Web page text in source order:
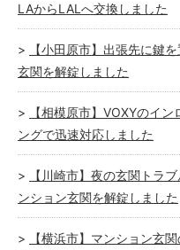
LAからLALへ交換しました
【小田原市】出張先に鍵
玄関を解錠しました
【相模原市】VOXYのイ
ングで迅速対応しました
【川崎市】夜の玄関トラ
ンション玄関を解錠しました
【横浜市】マンション玄